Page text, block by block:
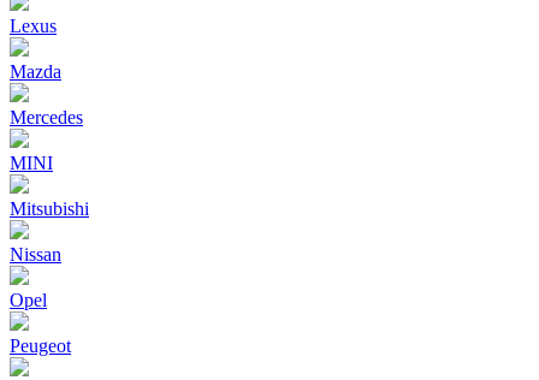
Lexus
Mazda
Mercedes
MINI
Mitsubishi
Nissan
Opel
Peugeot